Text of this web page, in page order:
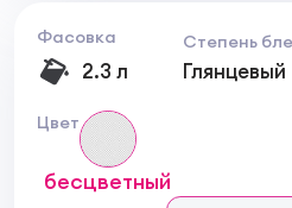
Фасовка
2.3 л
Степень
Глянцевый
Цвет
бесцветный